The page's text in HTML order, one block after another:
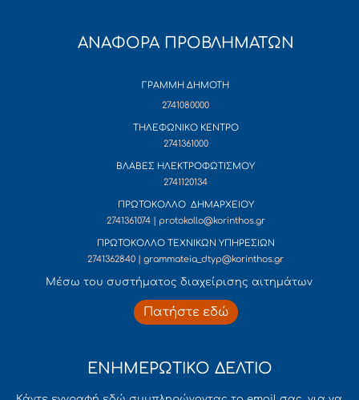
ΑΝΑΦΟΡΑ ΠΡΟΒΛΗΜΑΤΩΝ
ΓΡΑΜΜΗ ΔΗΜΟΤΗ
2741080000
ΤΗΛΕΦΩΝΙΚΟ ΚΕΝΤΡΟ
2741361000
ΒΛΑΒΕΣ ΗΛΕΚΤΡΟΦΩΤΙΣΜΟΥ
2741120134
ΠΡΩΤΟΚΟΛΛΟ ΔΗΜΑΡΧΕΙΟΥ
2741361074 | protokollo@korinthos.gr
ΠΡΩΤΟΚΟΛΛΟ ΤΕΧΝΙΚΩΝ ΥΠΗΡΕΣΙΩΝ
2741362840 | grammateia_dtyp@korinthos.gr
Mέσω του συστήματος διαχείρισης αιτημάτων
Πατήστε εδώ
ΕΝΗΜΕΡΩΤΙΚΟ ΔΕΛΤΙΟ